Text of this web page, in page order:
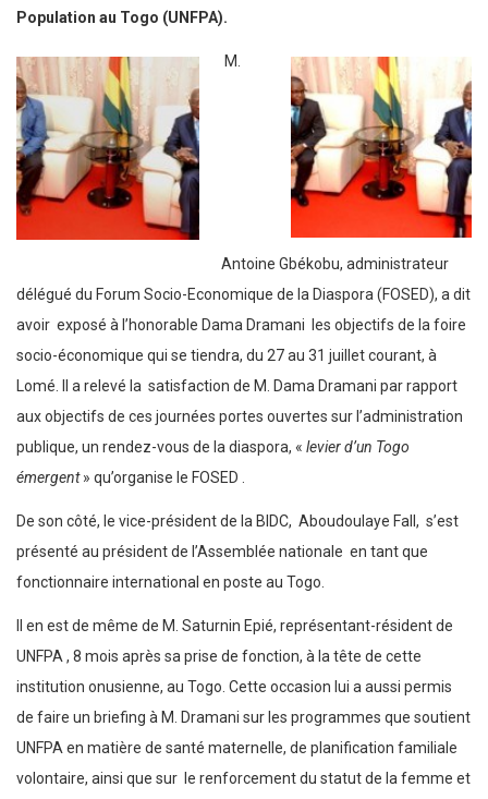
Population au Togo (UNFPA).
M.
Antoine Gbékobu, administrateur
délégué du Forum Socio-Economique de la Diaspora (FOSED), a dit
avoir exposé à l’honorable Dama Dramani les objectifs de la foire
socio-économique qui se tiendra, du 27 au 31 juillet courant, à
Lomé. Il a relevé la satisfaction de M. Dama Dramani par rapport
aux objectifs de ces journées portes ouvertes sur l’administration
publique, un rendez-vous de la diaspora, « levier d’un Togo
émergent» qu’organise le FOSED .
De son côté, le vice-président de la BIDC, Aboudoulaye Fall, s’est
présenté au président de l’Assemblée nationale en tant que
fonctionnaire international en poste au Togo.
Il en est de même de M. Saturnin Epié, représentant-résident de
UNFPA , 8 mois après sa prise de fonction, à la tête de cette
institution onusienne, au Togo. Cette occasion lui a aussi permis
de faire un briefing à M. Dramani sur les programmes que soutient
UNFPA en matière de santé maternelle, de planification familiale
volontaire, ainsi que sur le renforcement du statut de la femme et